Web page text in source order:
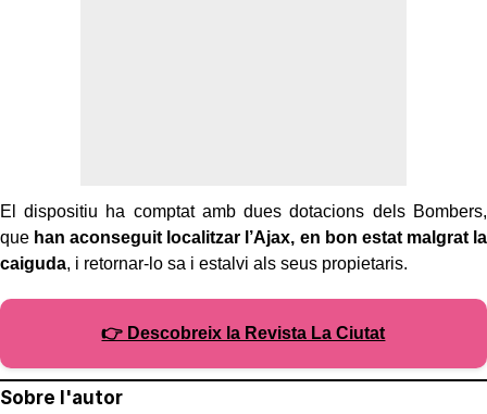
El dispositiu ha comptat amb dues dotacions dels Bombers,
que han aconseguit localitzar l’Ajax, en bon estat malgrat la
caiguda, i retornar-lo sa i estalvi als seus propietaris.
👉 Descobreix la Revista La Ciutat
Sobre l'autor